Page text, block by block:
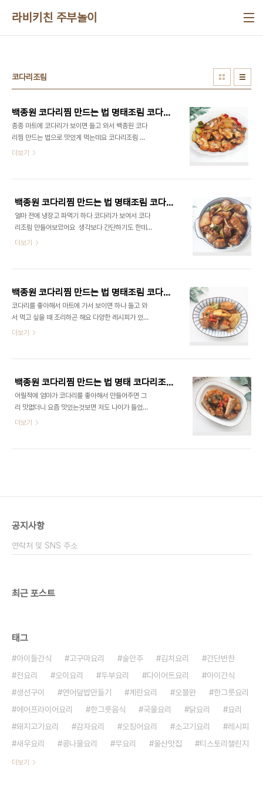
라비키친 주부놀이
코다리조림
백종원 코다리찜 만드는 법 명태조림 코다리조림 코다리간장조림 코다리 요리 생선조림
종종 마트에 코다리가 보이면 들고 와서 백종원 코다
리찜 만드는 법으로 맛있게 먹는데요 코다리조림 맛
있게 하기가 힘든데 이렇게 하면 그래도 기본적인 맛
어요 ■재료■ 코다리 2마리, 양파 반개, 대파 2개,
무 반개 청양고추 3개, 다진 마늘 1스푼, 진간장 1/2
컵, 설탕 2스푼, 고춧가루 1스푼, 고추장 1스푼 멸치
액젓 2스푼, 물 3컵 ​ 우선 명태조림 들어가는 재료는
코다리가 두 마리가 들어가고요 그리고 양파 대파 무
해 줘도 되는데 이것만 넣어도 기본적인 맛이 나더라
더보기
백종원 코다리찜 만드는 법 명태조림 코다리조림 코다리간장조림 코다리 요리 생선조림 무조림
얼마 전에 냉장고 파먹기 하다 코다리가 보여서 코다
리조림 만들어보았어요 ​ 생각보다 간단하기도 한데
맛내기가 어렵다고 할까 ​ 백종원 코다리찜 만드는 법
청양고추 3개, 다진 마늘 1스푼 진간장 1/2컵, 설탕
2스푼, 고춧가루 1스푼 고추장 1스푼, 멸치 액젓 2스
푼, 물 2컵 ​ 코다리 요리 코다리간장조림 코다리는 냉
동된 것이라서 해동한 것을 사용했어요 코다리는 2
마리이고 양파와 대파 무가 들어가는데 무가 들어가
​ 코다리는 토막 난 것이라서 바로 사용했어요 ​ 토막
더보기
백종원 코다리찜 만드는 법 명태조림 코다리조림 코다리간장조림 코다리 요리 생선조림
코다리를 좋아해서 마트에 가서 보이면 하나 들고 와
서 먹고 싶을 때 조리하곤 해요 다양한 레시피가 있지
만 백종원 코다리찜 만드는 법 으로 만들었더니 간단
다진 마늘 1큰술, 진간장 1/2컵, 설탕 2큰술, 고춧가
루 1큰술, 고추장 1큰술, 멸치 액젓 2큰술, 물 3컵 ​ 백
종원 유튜브에 있는 레시피로 만들었으니 참고하세
요! ​ 코다리는 손질된 코다리를 사용했는데 냉동상태
를 살짝 냉장고에 넣어서 해동시켜서 사용했어요. ​ 코
리간장조림 들어갈 야채를 손질할게요 ​ 대파는 2대
더보기
백종원 코다리찜 만드는 법 명태 코다리조림 코다리간장조림 코다리 요리 명태조림 명태요리
어릴적에 엄마가 코다리를 좋아해서 만들어주면 그
리 맛없더니 요즘 맛있는것보면 저도 나이가 들었나
봐요 어제~ 백종원 코다리찜 레시피로 만들어보았는
니다. ​ 저는 그냥 사용했는데 코다리 손질은 지느러미
요 ​ 양파는 반개를 채 썰..
더보기
공지사항
연락처 및 SNS 주소
최근 포스트
태그
아이들간식 고구마요리 술안주 김치요리
간단반찬
전요리
오이요리 두부요리 다이어트요리
아이간식
생선구이
연어덮밥만들기 계란요리 오블완
한그릇요리
에어프라이어요리
한그릇음식 국물요리 닭요리
요리
돼지고기요리
감자요리 오징어요리 소고기요리
레시피
새우요리
콩나물요리 무요리 울산맛집 티스토리챌린지
더보기